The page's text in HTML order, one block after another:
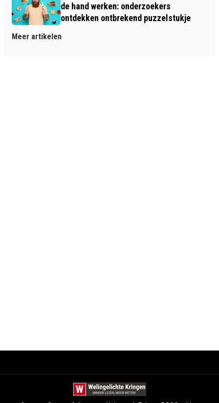
de hand werken: onderzoekers
ontdekken ontbrekend puzzelstukje
Meer artikelen